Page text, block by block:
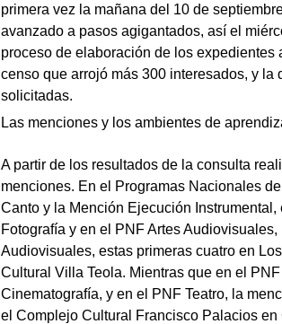
primera vez la mañana del 10 de
avanzado a pasos agigantados, así el
proceso de elaboración de los
censo que arrojó más 300 interesados, y
solicitadas.
Las menciones y los ambientes de
A partir de los resultados de la consulta
menciones. En el Programas Nacionales
Canto y la Mención Ejecución
Fotografía y en el PNF Artes
Audiovisuales, estas primeras cuatro en
Cultural Villa Teola. Mientras que en el
Cinematografía, y en el PNF Teatro, la
el Complejo Cultural Francisco Palacios en